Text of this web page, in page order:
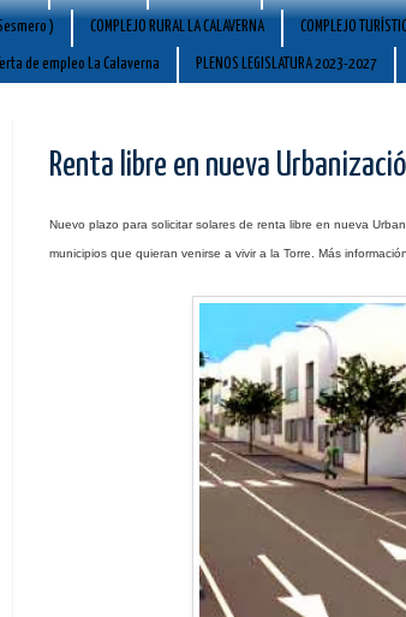
) COMPLEJO RURAL LA CALAVERNA COMPLEJO
de empleo La Calaverna PLENOS LEGISLATURA 2023-2027
Renta libre en nueva
Nuevo plazo para solicitar solares de renta libre en nueva
municipios que quieran venirse a vivir a la Torre. Más